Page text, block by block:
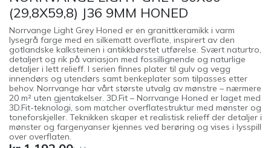
(29,8X59,8) J36 9MM HONED
Norrvange Light Grey Honed er en granittkeramikk i varm
lysegrå farge med en silkematt overflate, inspirert av den
gotlandske kalksteinen i antikkbørstet utførelse. Svært naturtro,
detaljert og rik på variasjon med fossillignende og naturlige
detaljer i lett relieff. I serien finnes plater til gulv og vegg
innendørs og utendørs samt benkeplater som tilpasses etter
behov. Norrvange har vårt største utvalg av mønstre – nærmere
20 m² uten gjentakelser. 3D.Fit – Norrvange Honed er laget med
3D.Fit-teknologi, som matcher overflatestruktur med mønster og
toneforskjeller. Teknikken skaper et realistisk relieff der detaljer i
mønster og fargenyanser kjennes ved berøring og vises i lysspill
over overflaten.